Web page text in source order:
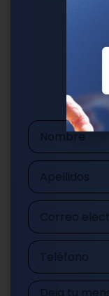
Nombre
Apellidos
Correo
electrónico
Teléfono
Mensaje